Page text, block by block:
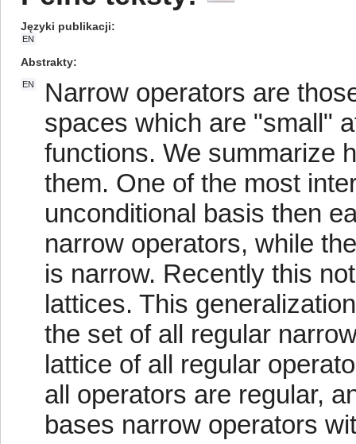
Języki publikacji
EN
Abstrakty
EN
Narrow operators are
spaces which are "small"
functions. We summarize
them. One of the most
unconditional basis then
narrow operators, while
is narrow. Recently this
lattices. This
the set of all regular
lattice of all regular
all operators are regular,
bases narrow operators